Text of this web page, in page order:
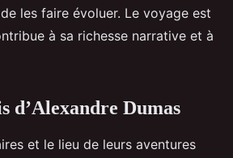
les faire évoluer. Le voyage est
à sa richesse narrative et à
d’Alexandre Dumas
et le lieu de leurs aventures